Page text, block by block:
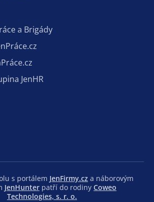
a Brigády
JenHR
s portálem JenFirmy.cz a náborovým
JenHunter patří do rodiny Coweo
Technologies, s. r. o.